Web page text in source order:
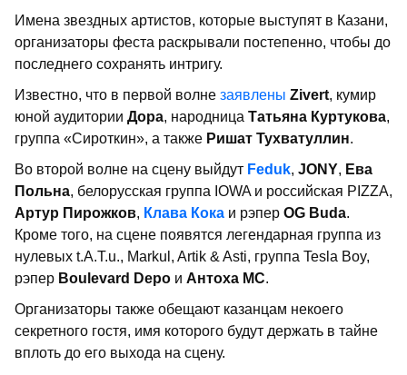
Имена звездных артистов, которые выступят в Казани,
организаторы феста раскрывали постепенно, чтобы до
последнего сохранять интригу.
Известно, что в первой волне заявлены Zivert, кумир
юной аудитории Дора, народница Татьяна Куртукова,
группа «Сироткин», а также Ришат Тухватуллин.
Во второй волне на сцену выйдут Feduk, JONY, Ева
Польна, белорусская группа IOWA и российская PIZZA,
Артур Пирожков, Клава Кока и рэпер OG Buda.
Кроме того, на сцене появятся легендарная группа из
нулевых t.A.T.u., Markul, Artik & Asti, группа Tesla Boy,
рэпер Boulevard Depo и Антоха MC.
Организаторы также обещают казанцам некоего
секретного гостя, имя которого будут держать в тайне
вплоть до его выхода на сцену.